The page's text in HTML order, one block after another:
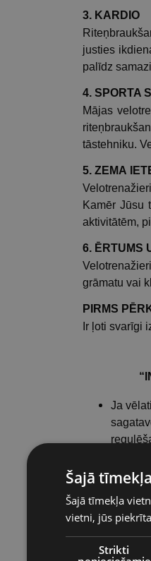
3. KARDIO
justies
palīdz
4. SPORTA
Mājas
tāstehniku.
5. ZEMA
Kamēr Jūsu
aktivitātēm,
6. ĒRTUMS
grāmatu vai
PIRMS
Ir ļoti svarīgi
Ja
telpām
Jūsu
treniņu.
Daži
Šajā
Šajā tīmekļa
vietni, jūs
Strikti